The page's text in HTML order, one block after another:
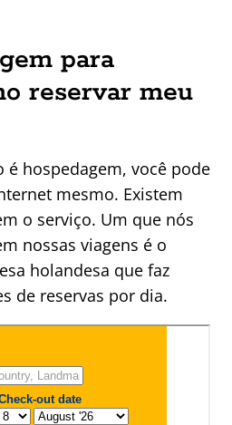
para
reservar meu
é hospedagem, você pode
mesmo. Existem
o serviço. Um que nós
nossas viagens é o
holandesa que faz
de reservas por dia.